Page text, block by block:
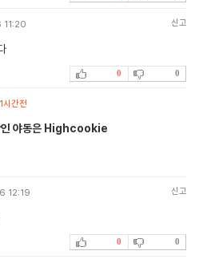
신고
0 0
1시간전
인 야동은 Highcookie
12:19 신고
0 0